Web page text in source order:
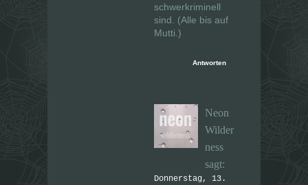
schwerkriminell
sind. (Alle bis auf
Mutti.)
Antworten
Neon
Wilder
ness
sagt:
Donnerstag, 13.